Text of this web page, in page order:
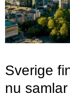
Sverige
nu